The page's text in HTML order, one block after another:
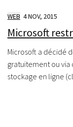
WEB 4 NOV, 2015
Microsoft
Microsoft a décidé
gratuitement ou via
stockage en ligne